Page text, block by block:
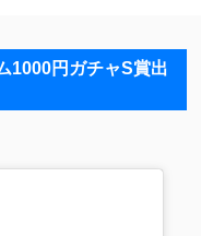
1000円ガチャS賞出